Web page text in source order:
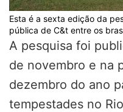
Esta é a sexta edição da
pública de C&t entre os
A pesquisa foi
de novembro e na
dezembro do ano
tempestades no